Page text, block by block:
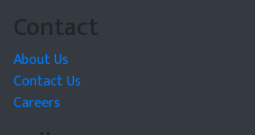
Contact
About Us
Contact Us
Careers